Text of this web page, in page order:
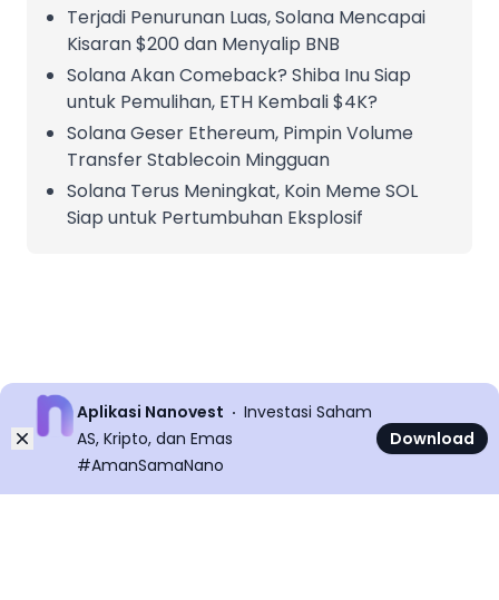
Terjadi Penurunan Luas, Solana Mencapai
Kisaran $200 dan Menyalip BNB
Solana Akan Comeback? Shiba Inu Siap
untuk Pemulihan, ETH Kembali $4K?
Solana Geser Ethereum, Pimpin Volume
Transfer Stablecoin Mingguan
Solana Terus Meningkat, Koin Meme SOL
Siap untuk Pertumbuhan Eksplosif
Dismiss
Aplikasi Nanovest
Investasi Saham
AS, Kripto, dan Emas
#AmanSamaNano
Download